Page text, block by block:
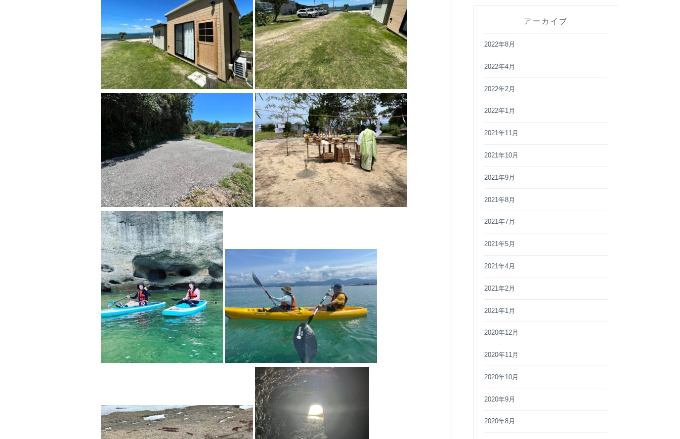
アーカイブ
2022年8月
2022年4月
2022年2月
2022年1月
2021年11月
2021年10月
2021年9月
2021年8月
2021年7月
2021年5月
2021年4月
2021年2月
2021年1月
2020年12月
2020年11月
2020年10月
2020年9月
2020年8月